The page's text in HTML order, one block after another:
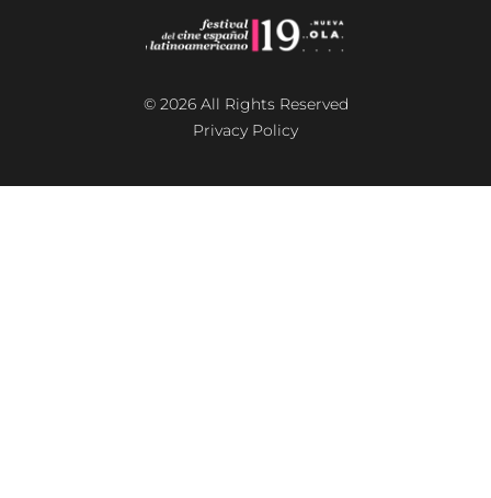
© 2026 All Rights Reserved
Privacy Policy